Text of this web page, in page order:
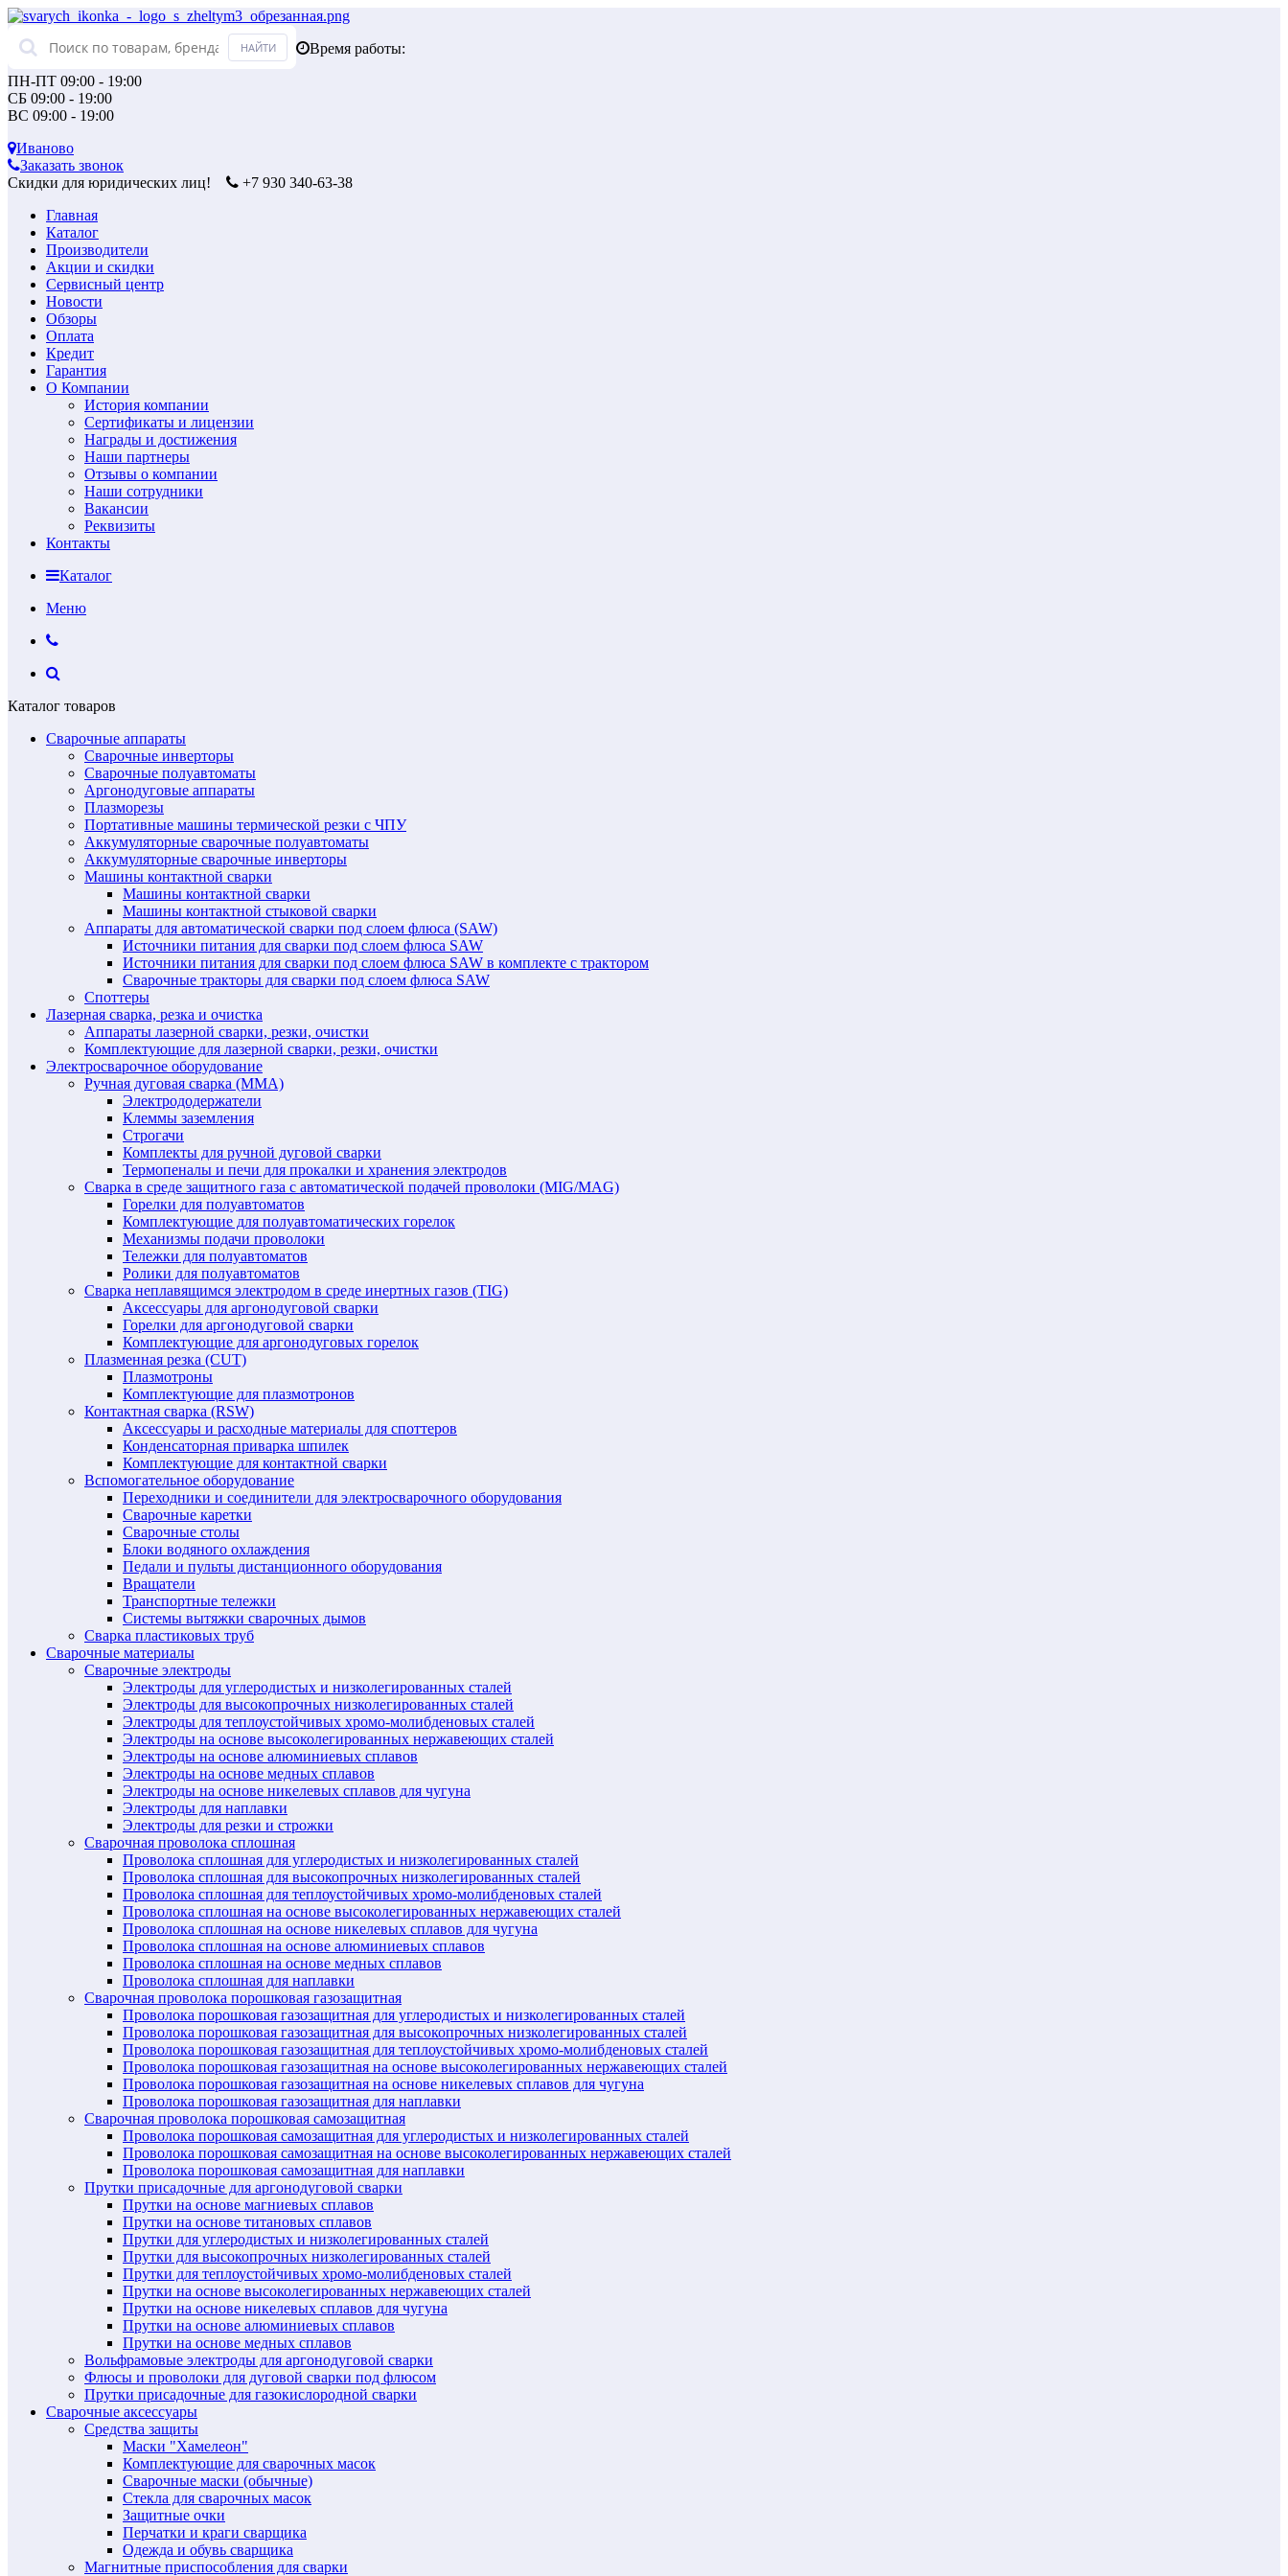
Время работы:
ПН-ПТ 09:00 - 19:00
СБ 09:00 - 19:00
ВС 09:00 - 19:00
Иваново
Заказать звонок
Скидки для юридических лиц!
+7 930 340-63-38
Главная
Каталог
Производители
Акции и скидки
Сервисный центр
Новости
Обзоры
Оплата
Кредит
Гарантия
О Компании
История компании
Сертификаты и лицензии
Награды и достижения
Наши партнеры
Отзывы о компании
Наши сотрудники
Вакансии
Реквизиты
Контакты
Каталог
Меню
Каталог товаров
Сварочные аппараты
Сварочные инверторы
Сварочные полуавтоматы
Аргонодуговые аппараты
Плазморезы
Портативные машины термической резки с ЧПУ
Аккумуляторные сварочные полуавтоматы
Аккумуляторные сварочные инверторы
Машины контактной сварки
Машины контактной сварки
Машины контактной стыковой сварки
Аппараты для автоматической сварки под слоем флюса (SAW)
Источники питания для сварки под слоем флюса SAW
Источники питания для сварки под слоем флюса SAW в комплекте с трактором
Сварочные тракторы для сварки под слоем флюса SAW
Споттеры
Лазерная сварка, резка и очистка
Аппараты лазерной сварки, резки, очистки
Комплектующие для лазерной сварки, резки, очистки
Электросварочное оборудование
Ручная дуговая сварка (MMA)
Электрододержатели
Клеммы заземления
Строгачи
Комплекты для ручной дуговой сварки
Термопеналы и печи для прокалки и хранения электродов
Сварка в среде защитного газа с автоматической подачей проволоки (MIG/MAG)
Горелки для полуавтоматов
Комплектующие для полуавтоматических горелок
Механизмы подачи проволоки
Тележки для полуавтоматов
Ролики для полуавтоматов
Сварка неплавящимся электродом в среде инертных газов (TIG)
Аксессуары для аргонодуговой сварки
Горелки для аргонодуговой сварки
Комплектующие для аргонодуговых горелок
Плазменная резка (CUT)
Плазмотроны
Комплектующие для плазмотронов
Контактная сварка (RSW)
Аксессуары и расходные материалы для споттеров
Конденсаторная приварка шпилек
Комплектующие для контактной сварки
Вспомогательное оборудование
Переходники и соединители для электросварочного оборудования
Сварочные каретки
Сварочные столы
Блоки водяного охлаждения
Педали и пульты дистанционного оборудования
Вращатели
Транспортные тележки
Системы вытяжки сварочных дымов
Сварка пластиковых труб
Сварочные материалы
Сварочные электроды
Электроды для углеродистых и низколегированных сталей
Электроды для высокопрочных низколегированных сталей
Электроды для теплоустойчивых хромо-молибденовых сталей
Электроды на основе высоколегированных нержавеющих сталей
Электроды на основе алюминиевых сплавов
Электроды на основе медных сплавов
Электроды на основе никелевых сплавов для чугуна
Электроды для наплавки
Электроды для резки и строжки
Сварочная проволока сплошная
Проволока сплошная для углеродистых и низколегированных сталей
Проволока сплошная для высокопрочных низколегированных сталей
Проволока сплошная для теплоустойчивых хромо-молибденовых сталей
Проволока сплошная на основе высоколегированных нержавеющих сталей
Проволока сплошная на основе никелевых сплавов для чугуна
Проволока сплошная на основе алюминиевых сплавов
Проволока сплошная на основе медных сплавов
Проволока сплошная для наплавки
Сварочная проволока порошковая газозащитная
Проволока порошковая газозащитная для углеродистых и низколегированных сталей
Проволока порошковая газозащитная для высокопрочных низколегированных сталей
Проволока порошковая газозащитная для теплоустойчивых хромо-молибденовых сталей
Проволока порошковая газозащитная на основе высоколегированных нержавеющих сталей
Проволока порошковая газозащитная на основе никелевых сплавов для чугуна
Проволока порошковая газозащитная для наплавки
Сварочная проволока порошковая самозащитная
Проволока порошковая самозащитная для углеродистых и низколегированных сталей
Проволока порошковая самозащитная на основе высоколегированных нержавеющих сталей
Проволока порошковая самозащитная для наплавки
Прутки присадочные для аргонодуговой сварки
Прутки на основе магниевых сплавов
Прутки на основе титановых сплавов
Прутки для углеродистых и низколегированных сталей
Прутки для высокопрочных низколегированных сталей
Прутки для теплоустойчивых хромо-молибденовых сталей
Прутки на основе высоколегированных нержавеющих сталей
Прутки на основе никелевых сплавов для чугуна
Прутки на основе алюминиевых сплавов
Прутки на основе медных сплавов
Вольфрамовые электроды для аргонодуговой сварки
Флюсы и проволоки для дуговой сварки под флюсом
Прутки присадочные для газокислородной сварки
Сварочные аксессуары
Средства защиты
Маски "Хамелеон"
Комплектующие для сварочных масок
Сварочные маски (обычные)
Стекла для сварочных масок
Защитные очки
Перчатки и краги сварщика
Одежда и обувь сварщика
Магнитные приспособления для сварки